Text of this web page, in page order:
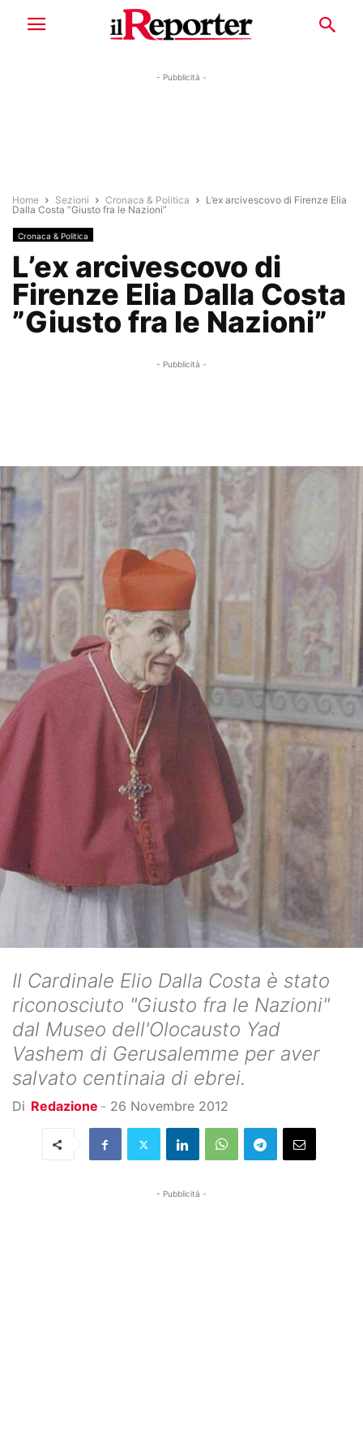
- Pubblicità -
Home Sezioni Cronaca & Politica
L’ex arcivescovo di Firenze Elia
Dalla Costa ”Giusto fra le Nazioni”
Cronaca & Politica
L’ex arcivescovo di
Firenze Elia Dalla Costa
”Giusto fra le Nazioni”
- Pubblicità -
Il Cardinale Elio Dalla Costa è stato
riconosciuto "Giusto fra le Nazioni"
dal Museo dell'Olocausto Yad
Vashem di Gerusalemme per aver
salvato centinaia di ebrei.
Di Redazione - 26 Novembre 2012
- Pubblicità -